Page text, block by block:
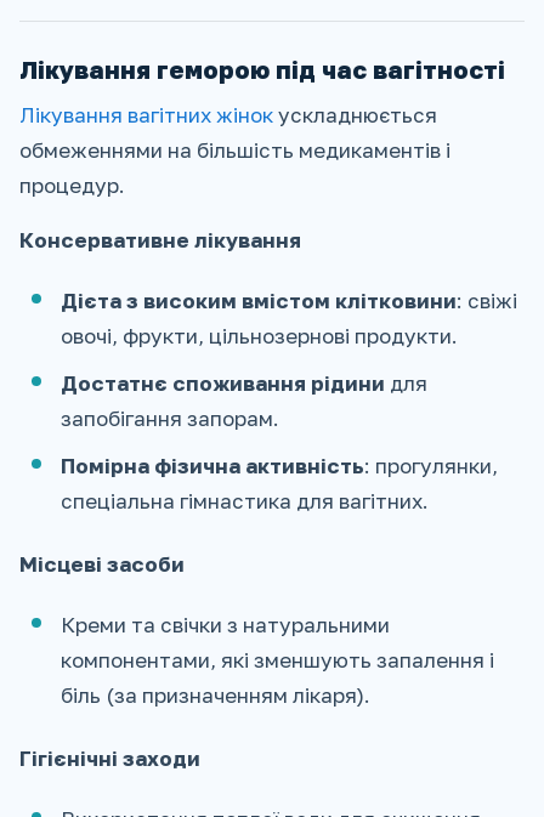
Лікування геморою під час вагітності
Лікування вагітних жінокускладнюється
обмеженнями на більшість медикаментів і
процедур.
Консервативне лікування
Дієта з високим вмістом клітковини: свіжі
овочі, фрукти, цільнозернові продукти.
Достатнє споживання рідини для
запобігання запорам.
Помірна фізична активність: прогулянки,
спеціальна гімнастика для вагітних.
Місцеві засоби
Креми та свічки з натуральними
компонентами, які зменшують запалення і
біль (за призначенням лікаря).
Гігієнічні заходи